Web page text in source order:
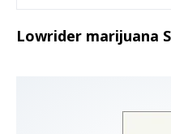
Lowrider marijuana